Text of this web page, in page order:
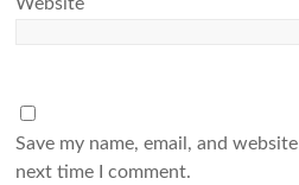
Save my name, email, and
next time I comment.